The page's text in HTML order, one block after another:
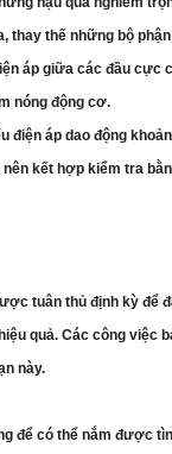
thế những bộ
áp giữa các đầu
nóng động cơ.
áp dao động
kết hợp kiểm tra
tuân thủ định kỳ
quả. Các công
này.
để có thể nắm được